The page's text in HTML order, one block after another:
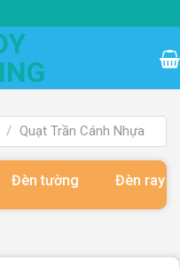
/ Quạt Trần Cánh Nhựa
Đèn tường Đèn ray